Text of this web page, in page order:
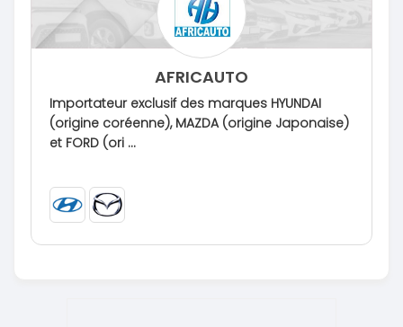
AFRICAUTO
Importateur exclusif des marques HYUNDAI
(origine coréenne), MAZDA (origine Japonaise)
et FORD (ori ...